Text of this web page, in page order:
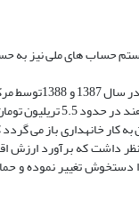
حساب های ملی نیز به
در این مقاله برای برآورد ارزش اقتصادی کار
شده، استفاده گردید. نتایج نشان می دهد که در مجموع ارزش
باید این نکته را در نظر داشت که
دستخوش تغییر نموده و